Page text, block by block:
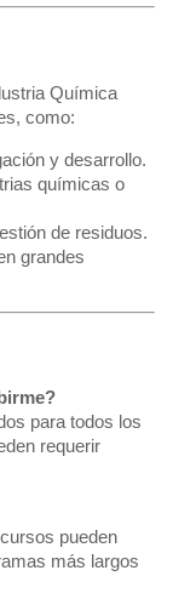
Química
como:
y desarrollo.
químicas o
de residuos.
grandes
para todos los
requerir
pueden
más largos